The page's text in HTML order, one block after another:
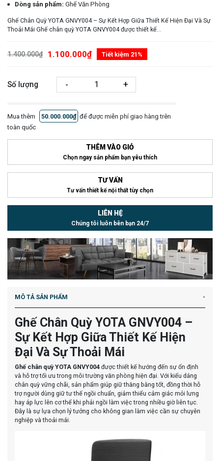
Dòng sản phẩm: Ghế Văn Phòng
Ghế Chân Quỳ YOTA GNVY004 – Sự Kết Hợp Giữa Thiết Kế Hiện Đại Và Sự
Thoải Mái Ghế chân quỳ YOTA GNVY004 được thiết kế...
1.400.000₫ 1.100.000₫ Tiết kiệm 21%
Số lượng - +
Mua thêm 50.000.000₫ để được miễn phí giao hàng trên
toàn quốc
THÊM VÀO GIỎ
Chọn ngay sản phẩm bạn yêu thích
TƯ VẤN
Tư vấn thiết kế nội thất tùy chọn
LIÊN HỆ
Chúng tôi luôn bên bạn 24/7
MÔ TẢ SẢN PHẨM
Ghế Chân Quỳ YOTA GNVY004 –
Sự Kết Hợp Giữa Thiết Kế Hiện
Đại Và Sự Thoải Mái
Ghế chân quỳ YOTA GNVY004 được thiết kế hướng đến sự ổn định
và hỗ trợ tối ưu trong môi trường văn phòng hiện đại. Với kiểu dáng
chân quỳ vững chãi, sản phẩm giúp giữ thăng bằng tốt, đồng thời hỗ
trợ người dùng giữ tư thế ngồi chuẩn, giảm thiểu cảm giác mỏi lưng
hay áp lực lên cơ thể khi phải ngồi làm việc trong nhiều giờ liên tục.
Đây là sự lựa chọn lý tưởng cho không gian làm việc cần sự chuyên
nghiệp và thoải mái.